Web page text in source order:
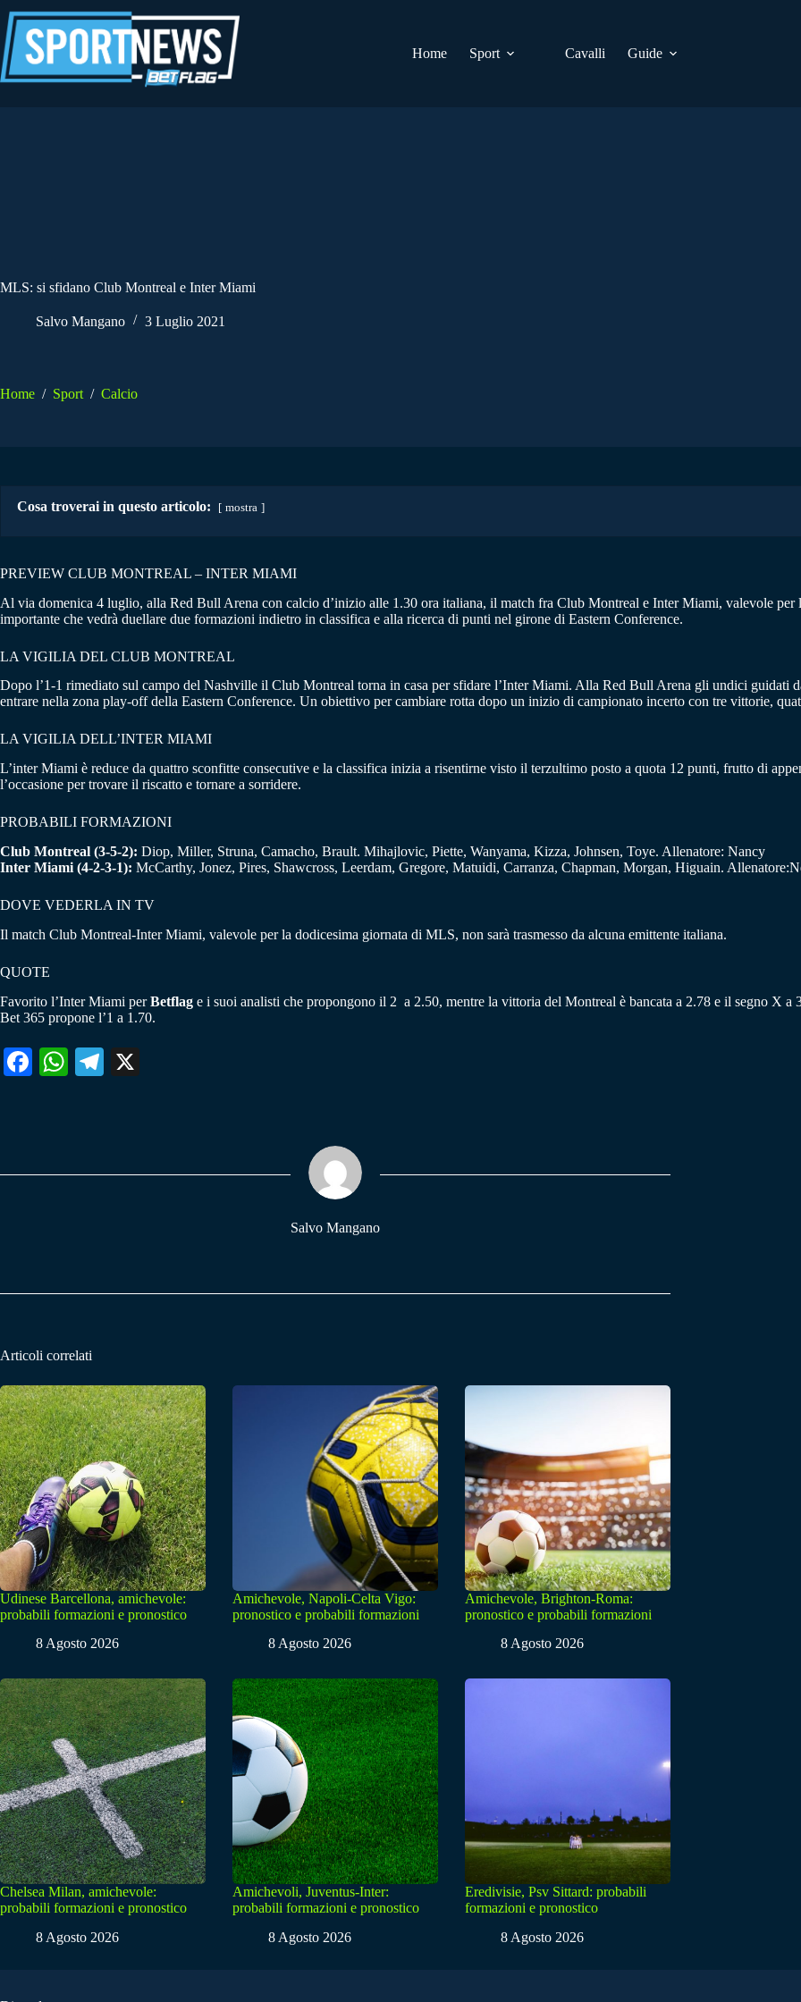
al
contenuto
Home
Sport Cavalli Guide
MLS: si sfidano Club Montreal e Inter Miami
Salvo Mangano 3 Luglio 2021
Home / Sport / Calcio
Cosa troverai in questo articolo: mostra
PREVIEW CLUB MONTREAL – INTER MIAMI
Al via domenica 4 luglio, alla Red Bull Arena con calcio d’inizio alle 1.30 ora italiana, il match fra Club Montreal e Inter Miami, valevole
importante che vedrà duellare due formazioni indietro in classifica e alla ricerca di punti nel girone di Eastern Conference.
LA VIGILIA DEL CLUB MONTREAL
Dopo l’1-1 rimediato sul campo del Nashville il Club Montreal torna in casa per sfidare l’Inter Miami. Alla Red Bull Arena gli undici guidati
entrare nella zona play-off della Eastern Conference. Un obiettivo per cambiare rotta dopo un inizio di campionato incerto con tre vittorie,
LA VIGILIA DELL’INTER MIAMI
L’inter Miami è reduce da quattro sconfitte consecutive e la classifica inizia a risentirne visto il terzultimo posto a quota 12 punti, frutto di
l’occasione per trovare il riscatto e tornare a sorridere.
PROBABILI FORMAZIONI
Club Montreal (3-5-2): Diop, Miller, Struna, Camacho, Brault. Mihajlovic, Piette, Wanyama, Kizza, Johnsen, Toye. Allenatore: Nancy
Inter Miami (4-2-3-1): McCarthy, Jonez, Pires, Shawcross, Leerdam, Gregore, Matuidi, Carranza, Chapman, Morgan, Higuain.
DOVE VEDERLA IN TV
Il match Club Montreal-Inter Miami, valevole per la dodicesima giornata di MLS, non sarà trasmesso da alcuna emittente italiana.
QUOTE
Favorito l’Inter Miami perBetflag e i suoi analisti che propongono il 2 a 2.50, mentre la vittoria del Montreal è bancata a 2.78 e il segno X a
Bet 365 propone l’1 a 1.70.
Fa W
pp
Te
m
Salvo Mangano
Articoli correlati
Udinese Barcellona, amichevole:
probabili formazioni e pronostico
8 Agosto 2026
Amichevole, Napoli-Celta Vigo:
pronostico e probabili formazioni
8 Agosto 2026
Amichevole, Brighton-Roma:
pronostico e probabili formazioni
8 Agosto 2026
Chelsea Milan, amichevole:
probabili formazioni e pronostico
8 Agosto 2026
Amichevoli, Juventus-Inter:
probabili formazioni e pronostico
8 Agosto 2026
Eredivisie, Psv Sittard: probabili
formazioni e pronostico
8 Agosto 2026